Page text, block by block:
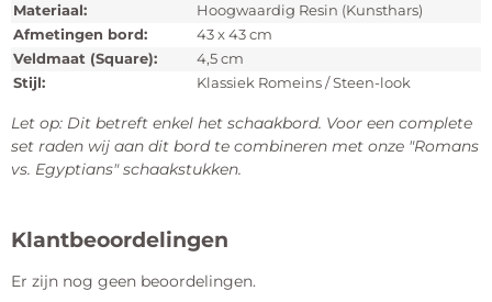
Materiaal:
Hoogwaardig Resin (Kunsthars)
Afmetingen bord:
43 x 43 cm
Veldmaat (Square):
4,5 cm
Stijl:
Klassiek Romeins / Steen-look
Let op: Dit betreft enkel het schaakbord. Voor een complete
set raden wij aan dit bord te combineren met onze "Romans
vs. Egyptians" schaakstukken.
Klantbeoordelingen
Er zijn nog geen beoordelingen.